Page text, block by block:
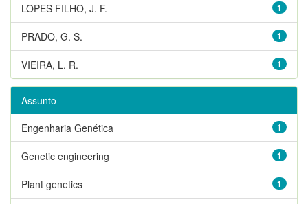
1
LOPES FILHO, J. F.
1
PRADO, G. S.
1
VIEIRA, L. R.
Assunto
1
Engenharia Genética
1
Genetic engineering
1
Plant genetics